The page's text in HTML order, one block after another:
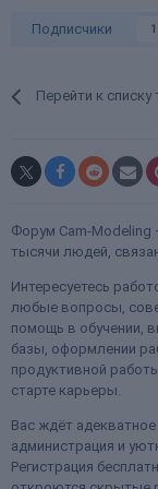
Подписчики 1
Перейти к списку
Форум Cam-Modeling
тысячи людей,
Интересуетесь
любые вопросы,
помощь в обучении,
базы, оформлении
продуктивной
старте карьеры.
Вас ждёт
администрация и
Регистрация